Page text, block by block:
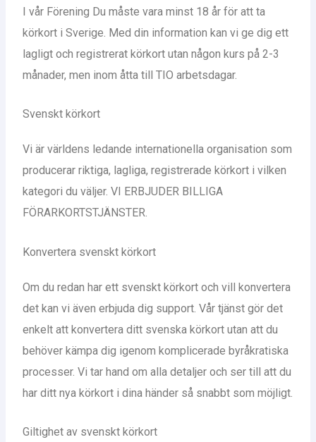
I vår Förening Du måste vara minst 18 år för att ta
körkort i Sverige. Med din information kan vi ge dig ett
lagligt och registrerat körkort utan någon kurs på 2-3
månader, men inom åtta till TIO arbetsdagar.
Svenskt körkort
Vi är världens ledande internationella organisation som
producerar riktiga, lagliga, registrerade körkort i vilken
kategori du väljer. VI ERBJUDER BILLIGA
FÖRARKORTSTJÄNSTER.
Konvertera svenskt körkort
Om du redan har ett svenskt körkort och vill konvertera
det kan vi även erbjuda dig support. Vår tjänst gör det
enkelt att konvertera ditt svenska körkort utan att du
behöver kämpa dig igenom komplicerade byråkratiska
processer. Vi tar hand om alla detaljer och ser till att du
har ditt nya körkort i dina händer så snabbt som möjligt.
Giltighet av svenskt körkort